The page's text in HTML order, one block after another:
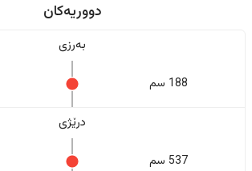
دووریەکان
بەرزی
188 سم
درێژی
537 سم